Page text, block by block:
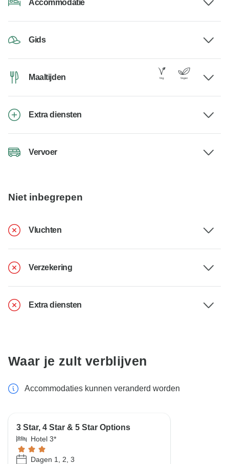
Accommodatie
Gids
Maaltijden
Extra diensten
Vervoer
Niet inbegrepen
Vluchten
Verzekering
Extra diensten
Waar je zult verblijven
Accommodaties kunnen veranderd worden
3 Star, 4 Star & 5 Star Options
Hotel 3*
Dagen 1, 2, 3